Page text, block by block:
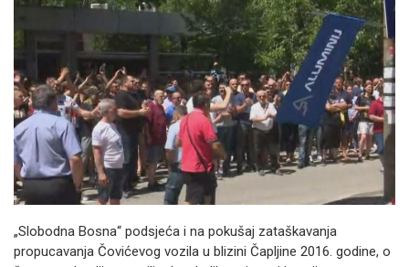
„Slobodna Bosna“ podsjeća i na pokušaj zataškavanja
propucavanja Čovićevog vozila u blizini Čapljine 2016. godine, o